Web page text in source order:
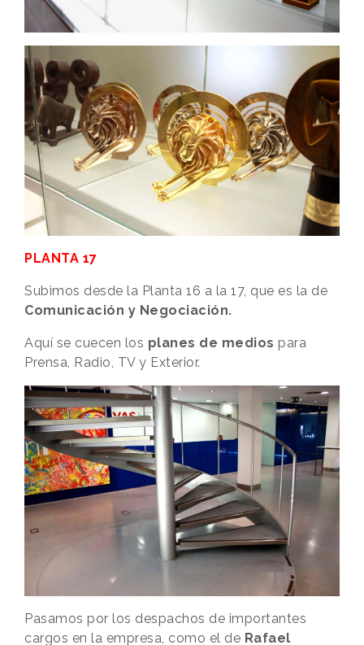
PLANTA 17
Subimos desde la Planta 16 a la 17, que es la de
Comunicación y Negociación.
Aquí se cuecen los planes de medios para
Prensa, Radio, TV y Exterior.
Pasamos por los despachos de importantes
cargos en la empresa, como el de Rafael